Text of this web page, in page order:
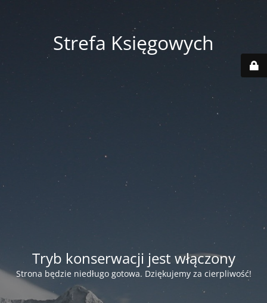
Strefa Księgowych
Tryb konserwacji jest włączony
Strona będzie niedługo gotowa. Dziękujemy za cierpliwość!